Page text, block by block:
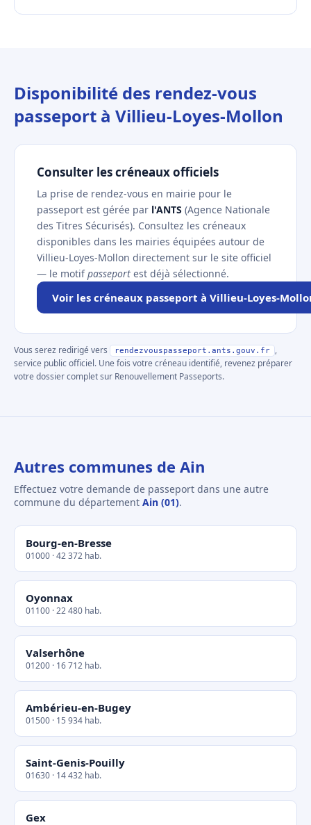
Disponibilité des rendez-vous
passeport à Villieu-Loyes-Mollon
Consulter les créneaux officiels
La prise de rendez-vous en mairie pour le
passeport est gérée par l'ANTS (Agence Nationale
des Titres Sécurisés). Consultez les créneaux
disponibles dans les mairies équipées autour de
Villieu-Loyes-Mollon directement sur le site officiel
— le motifpasseport est déjà sélectionné.
Voir les créneaux passeport à Villieu-Loyes-
Vous serez redirigé vers rendezvouspasseport.ants.gouv.fr
,
service public officiel. Une fois votre créneau identifié, revenez préparer
votre dossier complet sur Renouvellement Passeports.
Autres communes de Ain
Effectuez votre demande de passeport dans une autre
commune du département Ain (01).
Bourg-en-Bresse
01000 · 42 372 hab.
Oyonnax
01100 · 22 480 hab.
Valserhône
01200 · 16 712 hab.
Ambérieu-en-Bugey
01500 · 15 934 hab.
Saint-Genis-Pouilly
01630 · 14 432 hab.
Gex